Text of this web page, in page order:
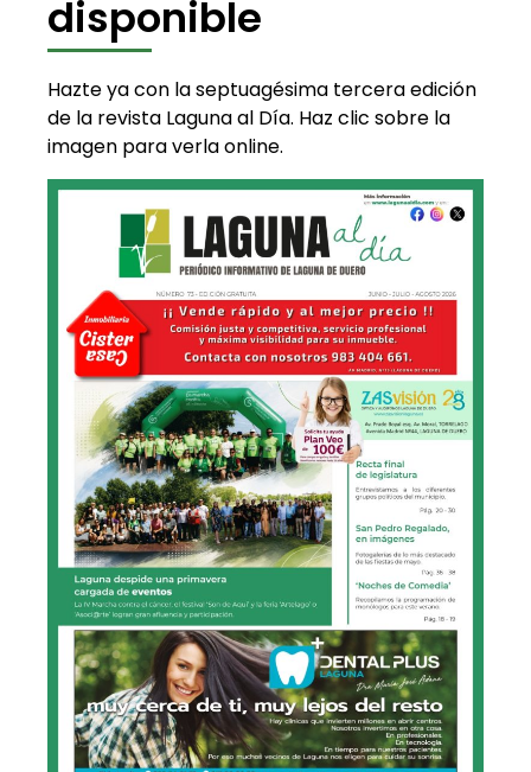
disponible
Hazte ya con la septuagésima tercera edición
de la revista Laguna al Día. Haz clic sobre la
imagen para verla online.